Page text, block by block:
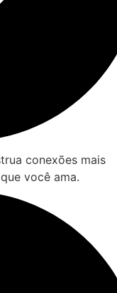
conexões mais
você ama.